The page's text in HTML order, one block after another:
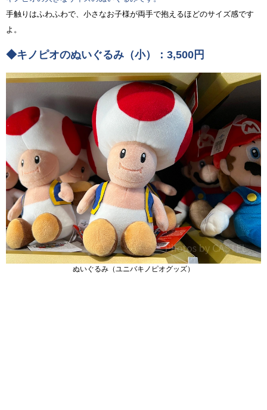
手触りはふわふわで、小さなお子様が両手で抱えるほどのサイズ感です
よ。
◆キノピオのぬいぐるみ（小）：3,500円
ぬいぐるみ（ユニバキノピオグッズ）